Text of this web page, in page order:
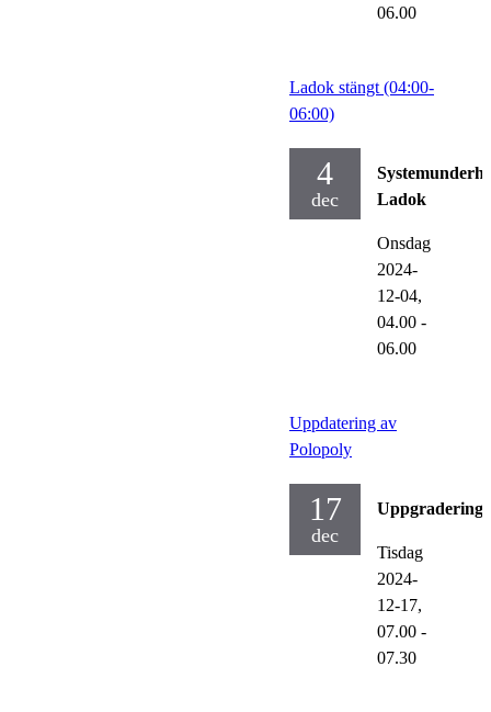
06.00
Ladok stängt (04:00-
06:00)
4
dec
Ladok
Onsdag
2024-
12-04,
04.00 -
06.00
Uppdatering av
Polopoly
17
dec
Tisdag
2024-
12-17,
07.00 -
07.30